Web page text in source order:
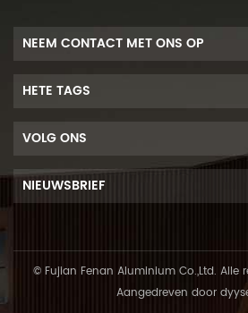
NEEM CONTACT MET ONS OP
HETE TAGS
VOLG ONS
NIEUWSBRIEF
© Fujian Fenan Aluminium Co.,Ltd. Alle
Aangedreven door